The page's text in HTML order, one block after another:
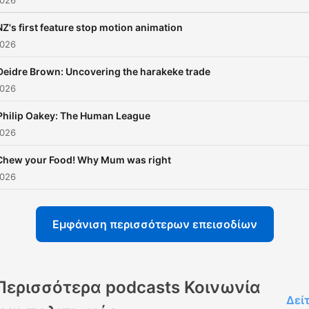
first feature stop motion animation
Brown: Uncovering the harakeke trade
Oakey: The Human League
your Food! Why Mum was right
Εμφάνιση περισσότερων επεισοδίων
podcasts Κοινωνία